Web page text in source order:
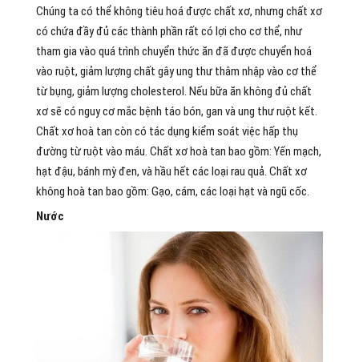
Chúng ta có thể không tiêu hoá được chất xơ, nhưng chất xơ
có chứa đầy đủ các thành phần rất có lợi cho cơ thể, như
tham gia vào quá trình chuyển thức ăn đã được chuyển hoá
vào ruột, giảm lượng chất gây ung thư thâm nhập vào cơ thể
từ bụng, giảm lượng cholesterol. Nếu bữa ăn không đủ chất
xơ sẽ có nguy cơ mắc bệnh táo bón, gan và ung thư ruột kết.
Chất xơ hoà tan còn có tác dụng kiểm soát việc hấp thụ
đường từ ruột vào máu. Chất xơ hoà tan bao gồm: Yến mạch,
hạt đậu, bánh mỳ đen, và hầu hết các loại rau quả. Chất xơ
không hoà tan bao gồm: Gạo, cám, các loại hạt và ngũ cốc.
Nước